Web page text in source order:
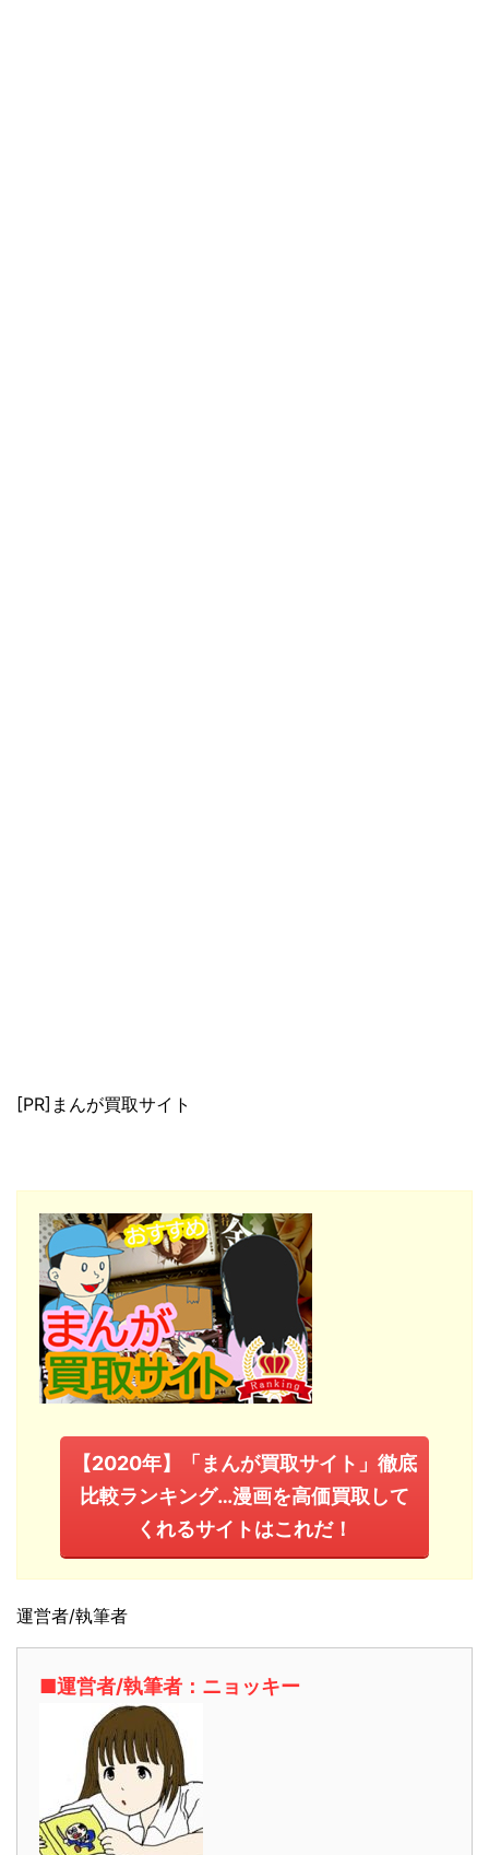
[PR]まんが買取サイト
【2020年】「まんが買取サイト」徹底
比較ランキング…漫画を高価買取して
くれるサイトはこれだ！
運営者/執筆者
■運営者/執筆者：ニョッキー